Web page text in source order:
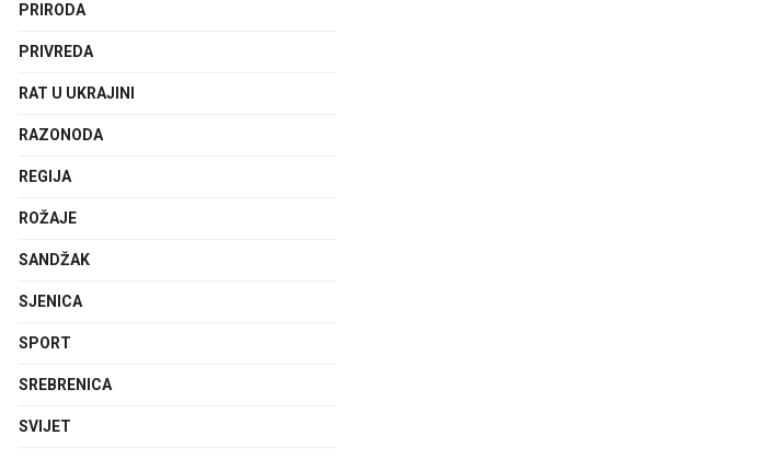
PRIRODA
PRIVREDA
RAT U UKRAJINI
RAZONODA
REGIJA
ROŽAJE
SANDŽAK
SJENICA
SPORT
SREBRENICA
SVIJET